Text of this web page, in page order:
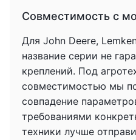
Совместимость с
Для John Deere,
название серии не
креплений. Под
совместимостью мы
совпадение
требованиями
техники лучше